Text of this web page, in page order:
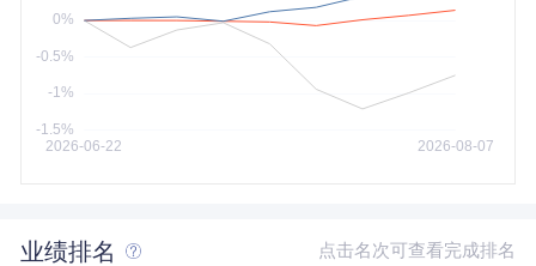
业绩排名 点击名次可查看完成排名